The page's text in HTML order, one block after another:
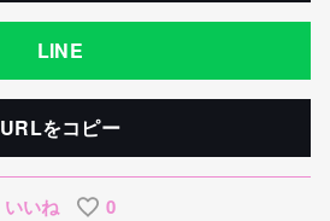
LINE
URLをコピー
いいね 0